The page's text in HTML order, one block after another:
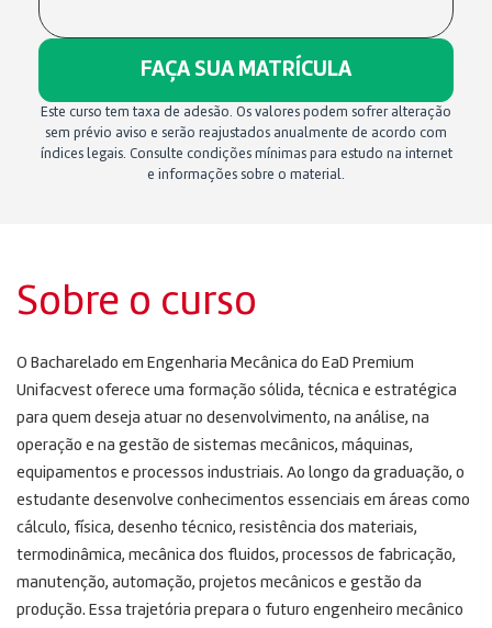
Sobre o curso
O Bacharelado em Engenharia Mecânica do EaD Premium
Unifacvest oferece uma formação sólida, técnica e estratégica
para quem deseja atuar no desenvolvimento, na análise, na
operação e na gestão de sistemas mecânicos, máquinas,
equipamentos e processos industriais. Ao longo da graduação, o
estudante desenvolve conhecimentos essenciais em áreas como
cálculo, física, desenho técnico, resistência dos materiais,
termodinâmica, mecânica dos fluidos, processos de fabricação,
manutenção, automação, projetos mecânicos e gestão da
produção. Essa trajetória prepara o futuro engenheiro mecânico
FAÇA SUA MATRÍCULA
Este curso tem taxa de adesão. Os valores podem sofrer alteração
sem prévio aviso e serão reajustados anualmente de acordo com
índices legais. Consulte condições mínimas para estudo na internet
e informações sobre o material.